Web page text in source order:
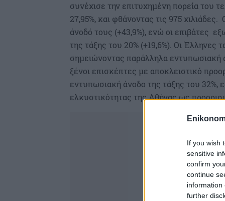
If you wish
sensitive
confirm
continue
information
further
συνέχισε την επιτυχημένη πορεία του
27,95%, και φθάνοντας τις 975
άνοδό τους (+43,9%), ενώ οι επιβάτες
της τάξης του 20% (+19,6%). Οι Έλληνες
σημειώνοντας παράλληλα εντυπωσιακή
ξένοι επισκέπτες με αποκλειστικό
εντυπωσιακή άνοδο της τάξης του 32%,
ελκυστικότητας της Αθήνας ως